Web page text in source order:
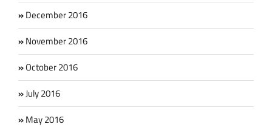
December 2016
November 2016
October 2016
July 2016
May 2016